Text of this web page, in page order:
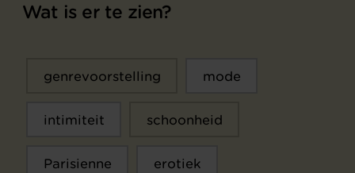
Wat is er te zien?
genrevoorstelling mode
intimiteit schoonheid
Parisienne erotiek